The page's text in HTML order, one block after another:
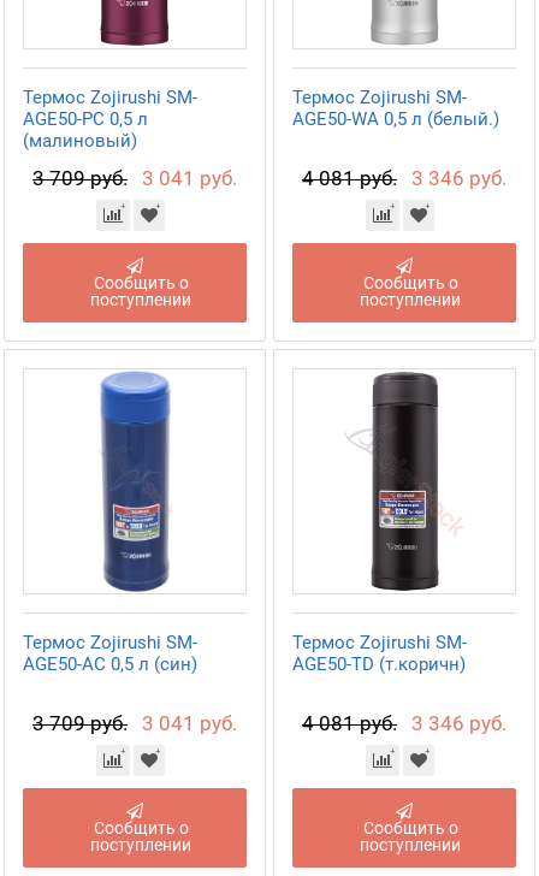
Термос Zojirushi SM-
AGE50-PC 0,5 л
(малиновый)
3 709 руб. 3 041 руб.
Сообщить о
поступлении
Термос Zojirushi SM-
AGE50-WA 0,5 л (белый.)
4 081 руб. 3 346 руб.
Сообщить о
поступлении
Термос Zojirushi SM-
AGE50-AC 0,5 л (син)
3 709 руб. 3 041 руб.
Сообщить о
поступлении
Термос Zojirushi SM-
AGE50-TD (т.коричн)
4 081 руб. 3 346 руб.
Сообщить о
поступлении